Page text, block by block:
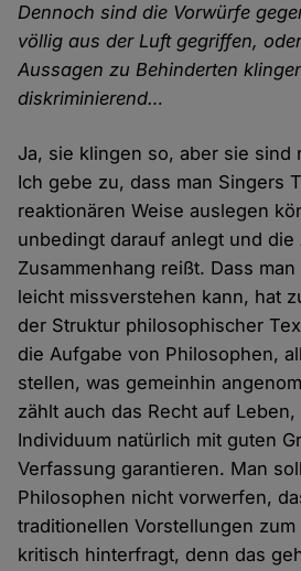
Dennoch sind die Vorwürfe
völlig aus der Luft gegriffen,
Aussagen zu Behinderten
diskriminierend…
Ja, sie klingen so, aber sie sind
Ich gebe zu, dass man Singers
reaktionären Weise auslegen
unbedingt darauf anlegt und die
Zusammenhang reißt. Dass
leicht missverstehen kann, hat
der Struktur philosophischer
die Aufgabe von Philosophen,
stellen, was gemeinhin
zählt auch das Recht auf
Individuum natürlich mit guten
Verfassung garantieren. Man
Philosophen nicht vorwerfen,
traditionellen Vorstellungen
kritisch hinterfragt, denn das